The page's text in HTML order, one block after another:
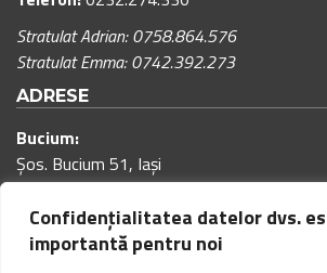
Confidențialitatea datelor dvs.
importantă pentru noi
Stratulat Adrian: 0758.864.576
Stratulat Emma: 0742.392.273
ADRESE
Bucium:
Șos. Bucium 51, Iași
Luni – Vineri: 900– 1800(pauza de masa:
Sâmbăta: 900– 1500(pauza de masa: